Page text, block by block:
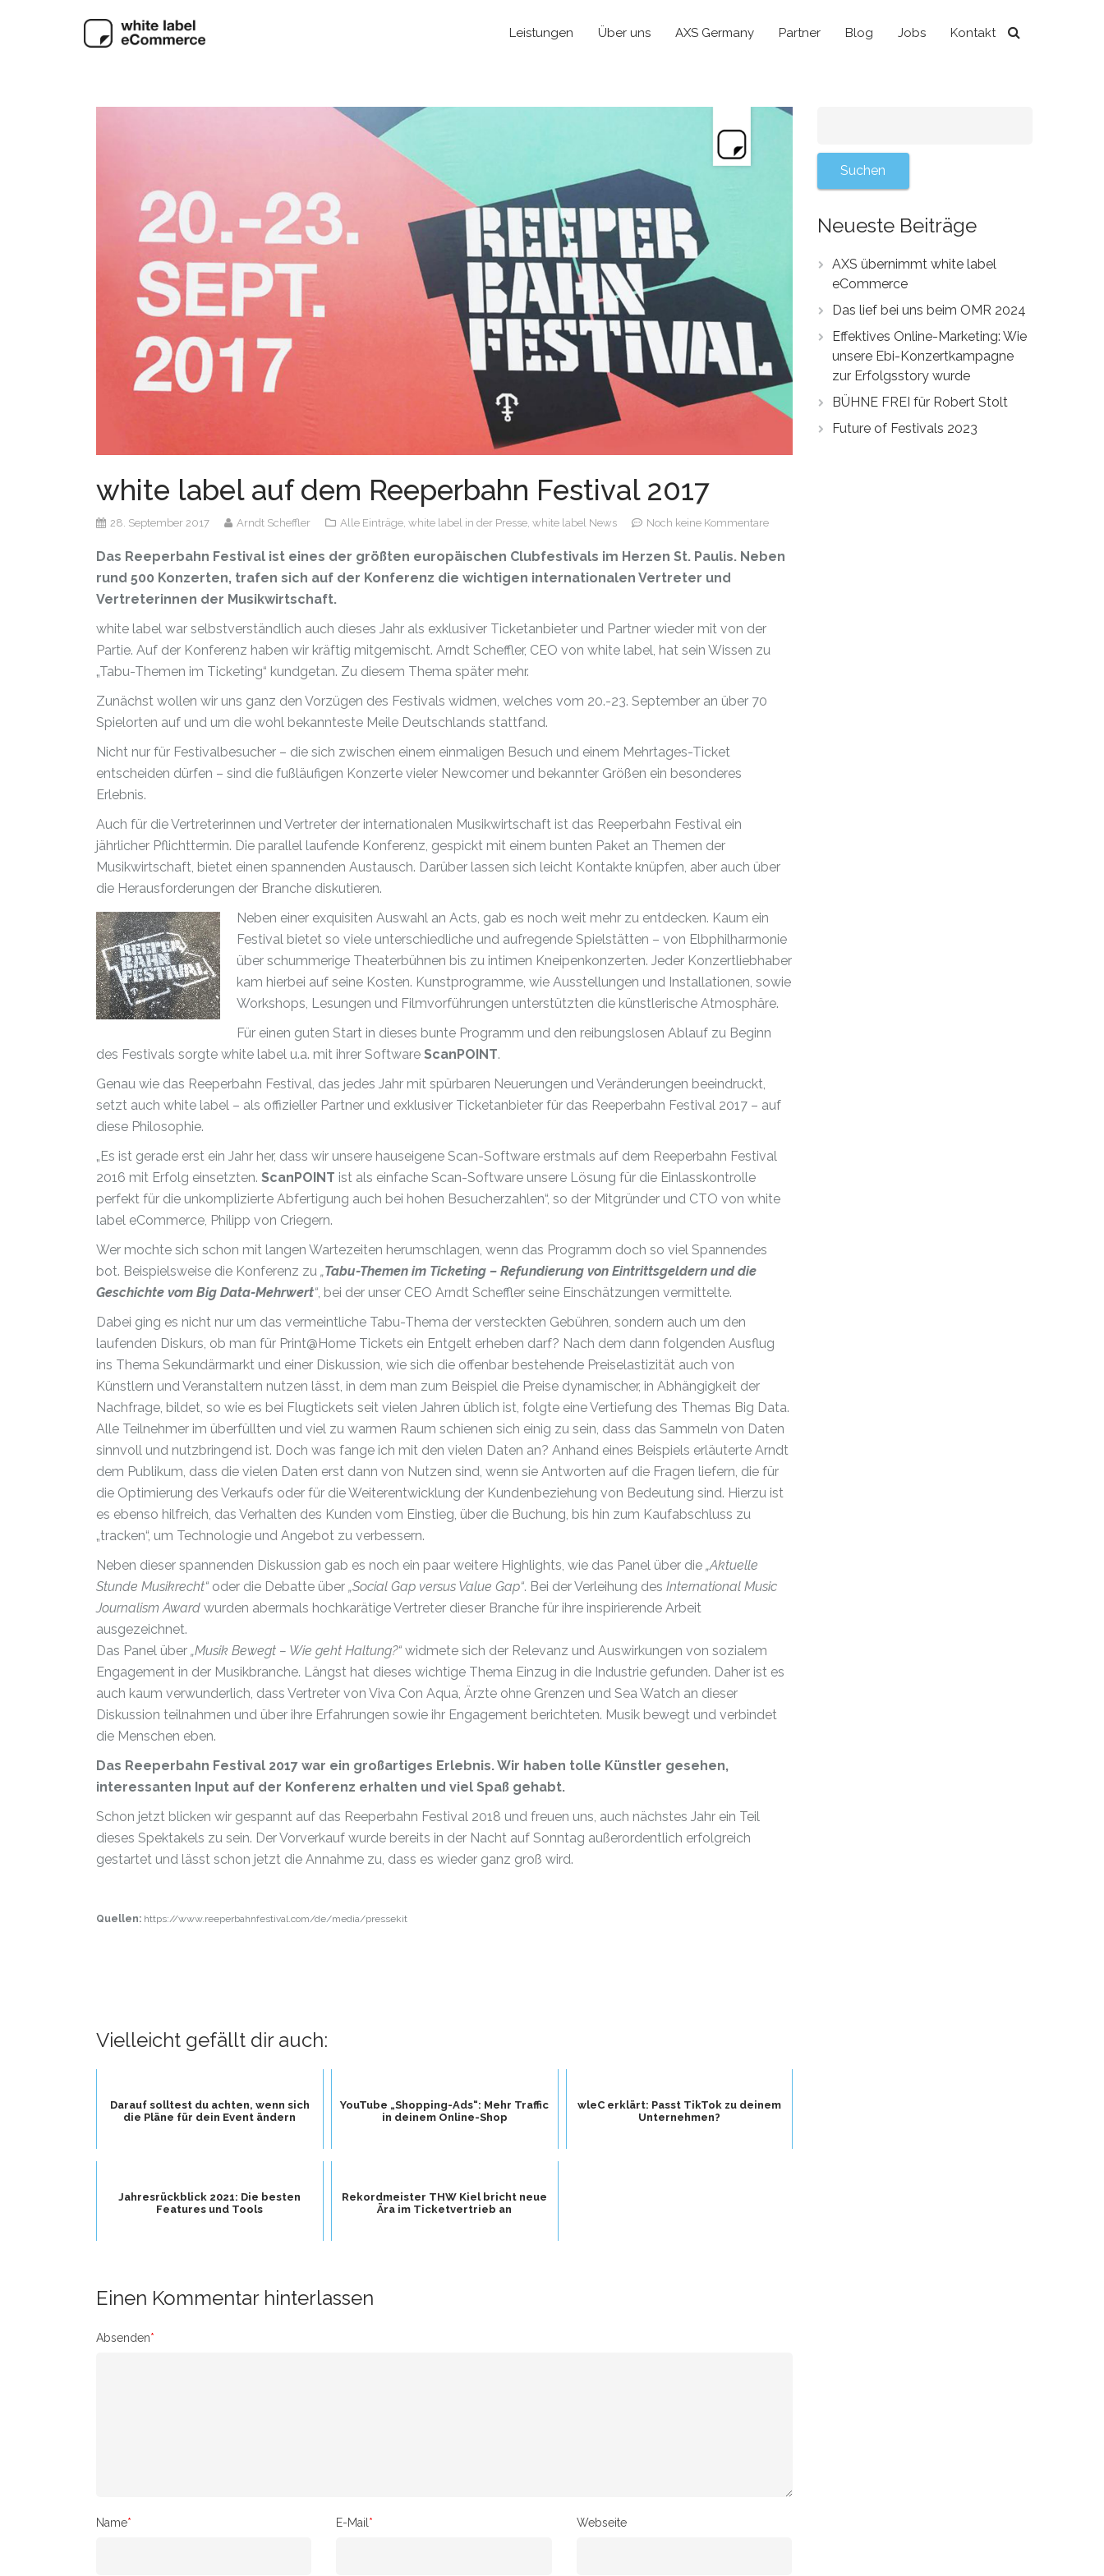
Leistungen Über uns AXS Germany Partner Blog Jobs Kontakt
white label auf dem Reeperbahn Festival 2017
28. September 2017 Arndt Scheffler Alle Einträge, white label in der Presse, white label News Noch keine Kommentare
Das Reeperbahn Festival ist eines der größten europäischen Clubfestivals im Herzen St. Paulis. Neben
rund 500 Konzerten, trafen sich auf der Konferenz die wichtigen internationalen Vertreter und
Vertreterinnen der Musikwirtschaft.
white label war selbstverständlich auch dieses Jahr als exklusiver Ticketanbieter und Partner wieder mit von der
Partie. Auf der Konferenz haben wir kräftig mitgemischt. Arndt Scheffler, CEO von white label, hat sein Wissen zu
„Tabu-Themen im Ticketing“ kundgetan. Zu diesem Thema später mehr.
Zunächst wollen wir uns ganz den Vorzügen des Festivals widmen, welches vom 20.-23. September an über 70
Spielorten auf und um die wohl bekannteste Meile Deutschlands stattfand.
Nicht nur für Festivalbesucher – die sich zwischen einem einmaligen Besuch und einem Mehrtages-Ticket
entscheiden dürfen – sind die fußläufigen Konzerte vieler Newcomer und bekannter Größen ein besonderes
Erlebnis.
Auch für die Vertreterinnen und Vertreter der internationalen Musikwirtschaft ist das Reeperbahn Festival ein
jährlicher Pflichttermin. Die parallel laufende Konferenz, gespickt mit einem bunten Paket an Themen der
Musikwirtschaft, bietet einen spannenden Austausch. Darüber lassen sich leicht Kontakte knüpfen, aber auch über
die Herausforderungen der Branche diskutieren.
Neben einer exquisiten Auswahl an Acts, gab es noch weit mehr zu entdecken. Kaum ein
Festival bietet so viele unterschiedliche und aufregende Spielstätten – von Elbphilharmonie
über schummerige Theaterbühnen bis zu intimen Kneipenkonzerten. Jeder Konzertliebhaber
kam hierbei auf seine Kosten. Kunstprogramme, wie Ausstellungen und Installationen, sowie
Workshops, Lesungen und Filmvorführungen unterstützten die künstlerische Atmosphäre.
Für einen guten Start in dieses bunte Programm und den reibungslosen Ablauf zu Beginn
des Festivals sorgte white label u.a. mit ihrer Software ScanPOINT.
Genau wie das Reeperbahn Festival, das jedes Jahr mit spürbaren Neuerungen und Veränderungen beeindruckt,
setzt auch white label – als offizieller Partner und exklusiver Ticketanbieter für das Reeperbahn Festival 2017 – auf
diese Philosophie.
„Es ist gerade erst ein Jahr her, dass wir unsere hauseigene Scan-Software erstmals auf dem Reeperbahn Festival
2016 mit Erfolg einsetzten. ScanPOINT ist als einfache Scan-Software unsere Lösung für die Einlasskontrolle
perfekt für die unkomplizierte Abfertigung auch bei hohen Besucherzahlen“, so der Mitgründer und CTO von white
label eCommerce, Philipp von Criegern.
Wer mochte sich schon mit langen Wartezeiten herumschlagen, wenn das Programm doch so viel Spannendes
bot. Beispielsweise die Konferenz zu „Tabu-Themen im Ticketing – Refundierung von Eintrittsgeldern und die
Geschichte vom Big Data-Mehrwert“ , bei der unser CEO Arndt Scheffler seine Einschätzungen vermittelte.
Dabei ging es nicht nur um das vermeintliche Tabu-Thema der versteckten Gebühren, sondern auch um den
laufenden Diskurs, ob man für Print@Home Tickets ein Entgelt erheben darf? Nach dem dann folgenden Ausflug
ins Thema Sekundärmarkt und einer Diskussion, wie sich die offenbar bestehende Preiselastizität auch von
Künstlern und Veranstaltern nutzen lässt, in dem man zum Beispiel die Preise dynamischer, in Abhängigkeit der
Nachfrage, bildet, so wie es bei Flugtickets seit vielen Jahren üblich ist, folgte eine Vertiefung des Themas Big Data.
Alle Teilnehmer im überfüllten und viel zu warmen Raum schienen sich einig zu sein, dass das Sammeln von Daten
sinnvoll und nutzbringend ist. Doch was fange ich mit den vielen Daten an? Anhand eines Beispiels erläuterte Arndt
dem Publikum, dass die vielen Daten erst dann von Nutzen sind, wenn sie Antworten auf die Fragen liefern, die für
die Optimierung des Verkaufs oder für die Weiterentwicklung der Kundenbeziehung von Bedeutung sind. Hierzu ist
es ebenso hilfreich, das Verhalten des Kunden vom Einstieg, über die Buchung, bis hin zum Kaufabschluss zu
„tracken“, um Technologie und Angebot zu verbessern.
Neben dieser spannenden Diskussion gab es noch ein paar weitere Highlights, wie das Panel über die „Aktuelle
Stunde Musikrecht“ oder die Debatte über „Social Gap versus Value Gap“. Bei der Verleihung des International Music
Journalism Award wurden abermals hochkarätige Vertreter dieser Branche für ihre inspirierende Arbeit
ausgezeichnet.
Das Panel über „Musik Bewegt – Wie geht Haltung?“ widmete sich der Relevanz und Auswirkungen von sozialem
Engagement in der Musikbranche. Längst hat dieses wichtige Thema Einzug in die Industrie gefunden. Daher ist es
auch kaum verwunderlich, dass Vertreter von Viva Con Aqua, Ärzte ohne Grenzen und Sea Watch an dieser
Diskussion teilnahmen und über ihre Erfahrungen sowie ihr Engagement berichteten. Musik bewegt und verbindet
die Menschen eben.
Das Reeperbahn Festival 2017 war ein großartiges Erlebnis. Wir haben tolle Künstler gesehen,
interessanten Input auf der Konferenz erhalten und viel Spaß gehabt.
Schon jetzt blicken wir gespannt auf das Reeperbahn Festival 2018 und freuen uns, auch nächstes Jahr ein Teil
dieses Spektakels zu sein. Der Vorverkauf wurde bereits in der Nacht auf Sonntag außerordentlich erfolgreich
gestartet und lässt schon jetzt die Annahme zu, dass es wieder ganz groß wird.
Quellen: https://www.reeperbahnfestival.com/de/media/pressekit
Vielleicht gefällt dir auch:
Darauf solltest du achten, wenn sich
die Pläne für dein Event ändern
YouTube „Shopping-Ads“: Mehr Traffic
in deinem Online-Shop
wleC erklärt: Passt TikTok zu deinem
Unternehmen?
Jahresrückblick 2021: Die besten
Features und Tools
Rekordmeister THW Kiel bricht neue
Ära im Ticketvertrieb an
Einen Kommentar hinterlassen
Absenden*
Name* E-Mail * Webseite
Neueste Beiträge
AXS übernimmt white label
eCommerce
Das lief bei uns beim OMR 2024
Effektives Online-Marketing: Wie
unsere Ebi-Konzertkampagne
zur Erfolgsstory wurde
BÜHNE FREI für Robert Stolt
Future of Festivals 2023